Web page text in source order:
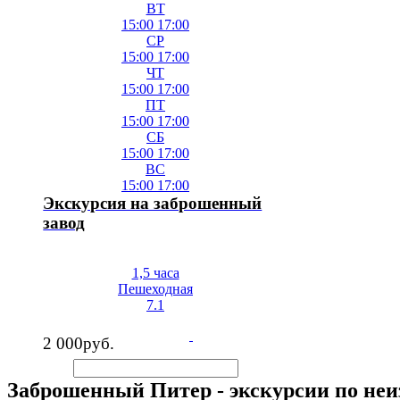
ВТ
15:00 17:00
СР
15:00 17:00
ЧТ
15:00 17:00
ПТ
15:00 17:00
СБ
15:00 17:00
ВС
15:00 17:00
Экскурсия на заброшенный
завод
1,5 часа
Пешеходная
7.1
2 000руб.
Заброшенный Питер - экскурсии по